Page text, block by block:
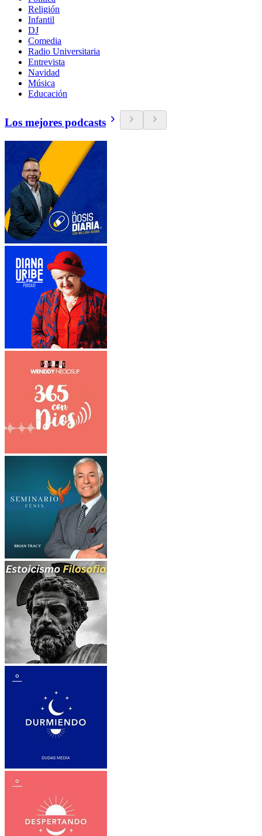
Religión
Infantil
DJ
Comedia
Radio Universitaria
Entrevista
Navidad
Música
Educación
Los mejores podcasts